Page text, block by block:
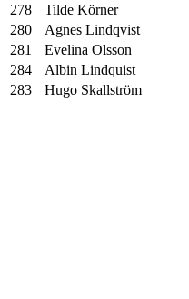
278
Tilde Körner
280
Agnes Lindqvist
281
Evelina Olsson
284
Albin Lindquist
283
Hugo Skallström